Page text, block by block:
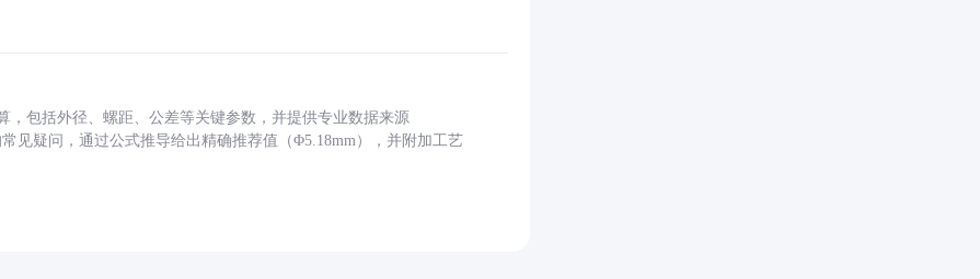
，包括外径、螺距、公差等关键参数，并提供专业数据来源
见疑问，通过公式推导给出精确推荐值（Φ5.18mm），并附加工艺